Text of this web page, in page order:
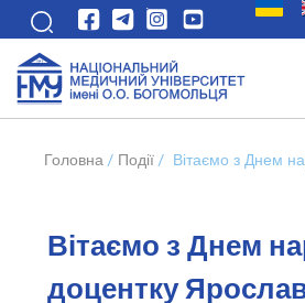
Головна / Події / Вітаємо з Днем
Вітаємо з Днем
доцентку